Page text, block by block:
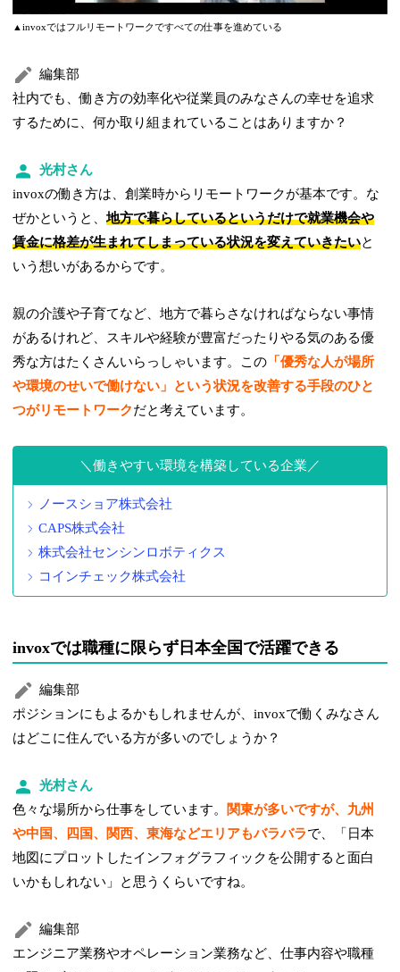
▲invoxではフルリモートワークですべての仕事を進めている
編集部
社内でも、働き方の効率化や従業員のみなさんの幸せを追求
するために、何か取り組まれていることはありますか？
光村さん
invoxの働き方は、創業時からリモートワークが基本です。な
ぜかというと、地方で暮らしているというだけで就業機会や
賃金に格差が生まれてしまっている状況を変えていきたいと
いう想いがあるからです。
親の介護や子育てなど、地方で暮らさなければならない事情
があるけれど、スキルや経験が豊富だったりやる気のある優
秀な方はたくさんいらっしゃいます。この 「優秀な人が場所
や環境のせいで働けない」という状況を改善する手段のひと
つがリモートワークだと考えています。
働きやすい環境を構築している企業
ノースショア株式会社
CAPS株式会社
株式会社センシンロボティクス
コインチェック株式会社
invoxでは職種に限らず日本全国で活躍できる
編集部
ポジションにもよるかもしれませんが、invoxで働くみなさん
はどこに住んでいる方が多いのでしょうか？
光村さん
色々な場所から仕事をしています。
関東が多いですが、九州
や中国、四国、関西、東海などエリアもバラバラで、「日本
地図にプロットしたインフォグラフィックを公開すると面白
いかもしれない」と思うくらいですね。
編集部
エンジニア業務やオペレーション業務など、仕事内容や職種